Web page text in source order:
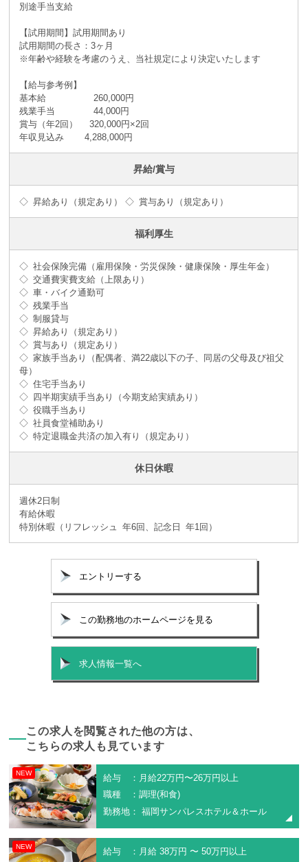
別途手当支給
【試用期間】試用期間あり
試用期間の長さ：3ヶ月
※年齢や経験を考慮のうえ、当社規定により決定いたします
【給与参考例】
基本給 260,000円
残業手当 44,000円
賞与（年2回） 320,000円×2回
年収見込み 4,288,000円
昇給/賞与
◇ 昇給あり（規定あり） ◇ 賞与あり（規定あり）
福利厚生
◇ 社会保険完備（雇用保険・労災保険・健康保険・厚生年金）
◇ 交通費実費支給（上限あり）
◇ 車・バイク通勤可
◇ 残業手当
◇ 制服貸与
◇ 昇給あり（規定あり）
◇ 賞与あり（規定あり）
◇ 家族手当あり（配偶者、満22歳以下の子、同居の父母及び祖父
母）
◇ 住宅手当あり
◇ 四半期実績手当あり（今期支給実績あり）
◇ 役職手当あり
◇ 社員食堂補助あり
◇ 特定退職金共済の加入有り（規定あり）
休日休暇
週休2日制
有給休暇
特別休暇（リフレッシュ 年6回、記念日 年1回）
エントリーする
この勤務地のホームページを見る
求人情報一覧へ
この求人を閲覧された他の方は、
こちらの求人も見ています
NEW
給与 ：月給22万円〜26万円以上
職種 ：調理(和食)
勤務地： 福岡サンパレスホテル＆ホール
NEW
給与 ：月給 38万円 〜 50万円以上